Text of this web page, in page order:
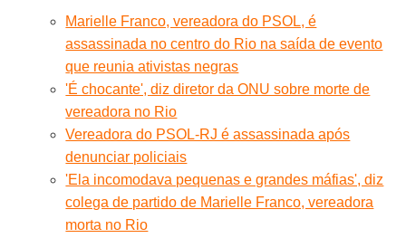
Marielle Franco, vereadora do PSOL, é
assassinada no centro do Rio na saída de evento
que reunia ativistas negras
'É chocante', diz diretor da ONU sobre morte de
vereadora no Rio
Vereadora do PSOL-RJ é assassinada após
denunciar policiais
'Ela incomodava pequenas e grandes máfias', diz
colega de partido de Marielle Franco, vereadora
morta no Rio